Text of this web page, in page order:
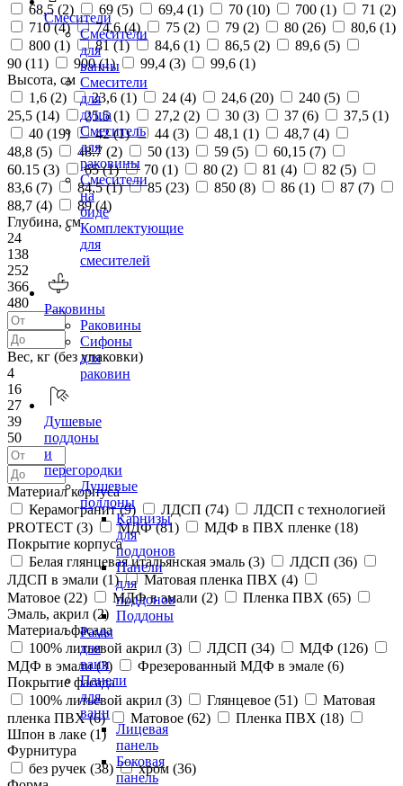
Смесители
Смесители
для
ванны
Смесители
для
душа
Смеситель
для
раковины
Смесители
на
биде
Комплектующие
для
смесителей
Раковины
Раковины
Сифоны
для
раковин
Душевые
поддоны
и
перегородки
Душевые
поддоны
Карнизы
для
поддонов
Панели
для
поддонов
Поддоны
Рамы
для
ванн
Панели
для
ванн
Лицевая
панель
Боковая
панель
68,5 (2) 69 (5) 69,4 (1) 70 (10) 700 (1) 71 (2)
710 (4) 74,6 (4) 75 (2) 79 (2) 80 (26) 80,6 (1)
800 (1) 81 (1) 84,6 (1) 86,5 (2) 89,6 (5)
90 (11) 900 (1) 99,4 (3) 99,6 (1)
Высота, см
1,6 (2) 23,6 (1) 24 (4) 24,6 (20) 240 (5)
25,5 (14) 25.5 (1) 27,2 (2) 30 (3) 37 (6) 37,5 (1)
40 (19) 42 (1) 44 (3) 48,1 (1) 48,7 (4)
48,8 (5) 48.7 (2) 50 (13) 59 (5) 60,15 (7)
60.15 (3) 65 (1) 70 (1) 80 (2) 81 (4) 82 (5)
83,6 (7) 84,5 (1) 85 (23) 850 (8) 86 (1) 87 (7)
88,7 (4) 89 (4)
Глубина, см
24
138
252
366
480
Вес, кг (без упаковки)
4
16
27
39
50
Материал корпуса
Керамогранит (9) ЛДСП (74)
ЛДСП с технологией
PROTECT (3) МДФ (81) МДФ в ПВХ пленке (18)
Покрытие корпуса
Белая глянцевая итальянская эмаль (3) ЛДСП (36)
ЛДСП в эмали (1) Матовая пленка ПВХ (4)
Матовое (22) МДФ в эмали (2) Пленка ПВХ (65)
Эмаль, акрил (2)
Материал фасада
100% литьевой акрил (3) ЛДСП (34) МДФ (126)
МДФ в эмали (3) Фрезерованный МДФ в эмале (6)
Покрытие фасада
100% литьевой акрил (3) Глянцевое (51)
Матовая
пленка ПВХ (6) Матовое (62) Пленка ПВХ (18)
Шпон в лаке (1)
Фурнитура
без ручек (38) хром (36)